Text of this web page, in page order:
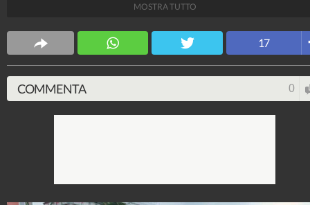
Fanpage.it NapoliMOSTRA TUTTO
17
COMMENTA 0